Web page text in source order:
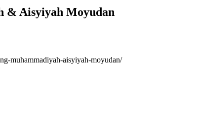
& Aisyiyah Moyudan
muhammadiyah-aisyiyah-moyudan/